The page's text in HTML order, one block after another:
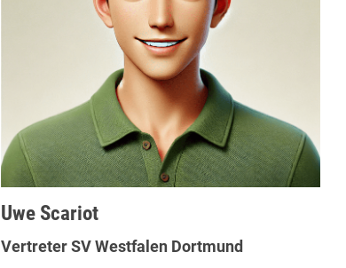
Uwe Scariot
Vertreter SV Westfalen Dortmund